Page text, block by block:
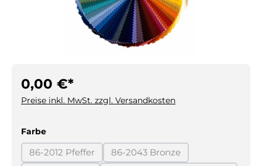
0,00 €*
Preise inkl. MwSt. zzgl. Versandkosten
Farbeauswählen
86-2012 Pfeffer
(Diese Option ist zurzeit nicht verfügbar.)
86-2043 Bronze
(Diese Option ist zurzeit nicht